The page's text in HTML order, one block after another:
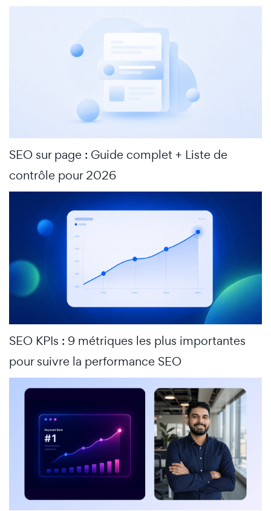
SEO sur page : Guide complet + Liste de
contrôle pour 2026
SEO KPIs : 9 métriques les plus importantes
pour suivre la performance SEO